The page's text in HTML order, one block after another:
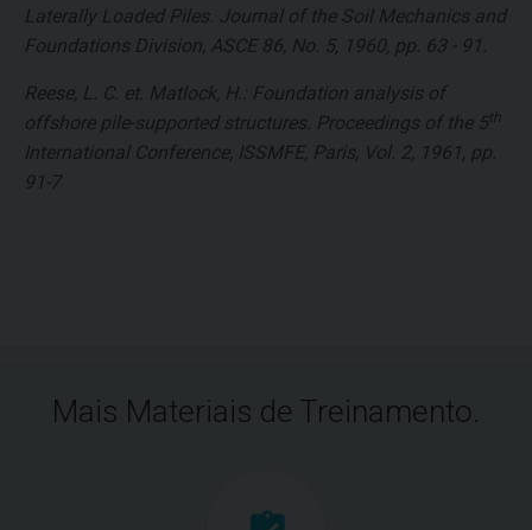
Laterally Loaded Piles. Journal of the Soil Mechanics and
Foundations Division, ASCE 86, No. 5, 1960, pp. 63 - 91.
Reese, L. C. et. Matlock, H.: Foundation analysis of
offshore pile-supported structures. Proceedings of the 5th
International Conference, ISSMFE, Paris, Vol. 2, 1961, pp.
91-7
Mais Materiais de Treinamento.